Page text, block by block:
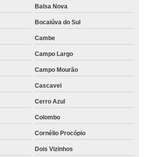
Balsa Nova
Bocaiúva do Sul
Cambe
Campo Largo
Campo Mourão
Cascavel
Cerro Azul
Colombo
Cornélio Procópio
Dois Vizinhos